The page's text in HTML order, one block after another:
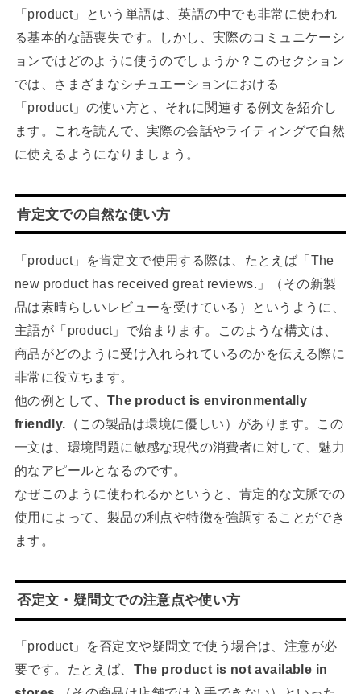
「product」という単語は、英語の中でも非常に使われ
る基本的な語喪失です。しかし、実際のコミュニケーシ
ョンではどのように使うのでしょうか？このセクション
では、さまざまなシチュエーションにおける
「product」の使い方と、それに関連する例文を紹介し
ます。これを読んで、実際の会話やライティングで自然
に使えるようになりましょう。
肯定文での自然な使い方
「product」を肯定文で使用する際は、たとえば「The
new product has received great reviews.」（その新製
品は素晴らしいレビューを受けている）というように、
主語が「product」で始まります。このような構文は、
商品がどのように受け入れられているのかを伝える際に
非常に役立ちます。
他の例として、 The product is environmentally
friendly. （この製品は環境に優しい）があります。この
一文は、環境問題に敏感な現代の消費者に対して、魅力
的なアピールとなるのです。
なぜこのように使われるかというと、肯定的な文脈での
使用によって、製品の利点や特徴を強調することができ
ます。
否定文・疑問文での注意点や使い方
「product」を否定文や疑問文で使う場合は、注意が必
要です。たとえば、 The product is not available in